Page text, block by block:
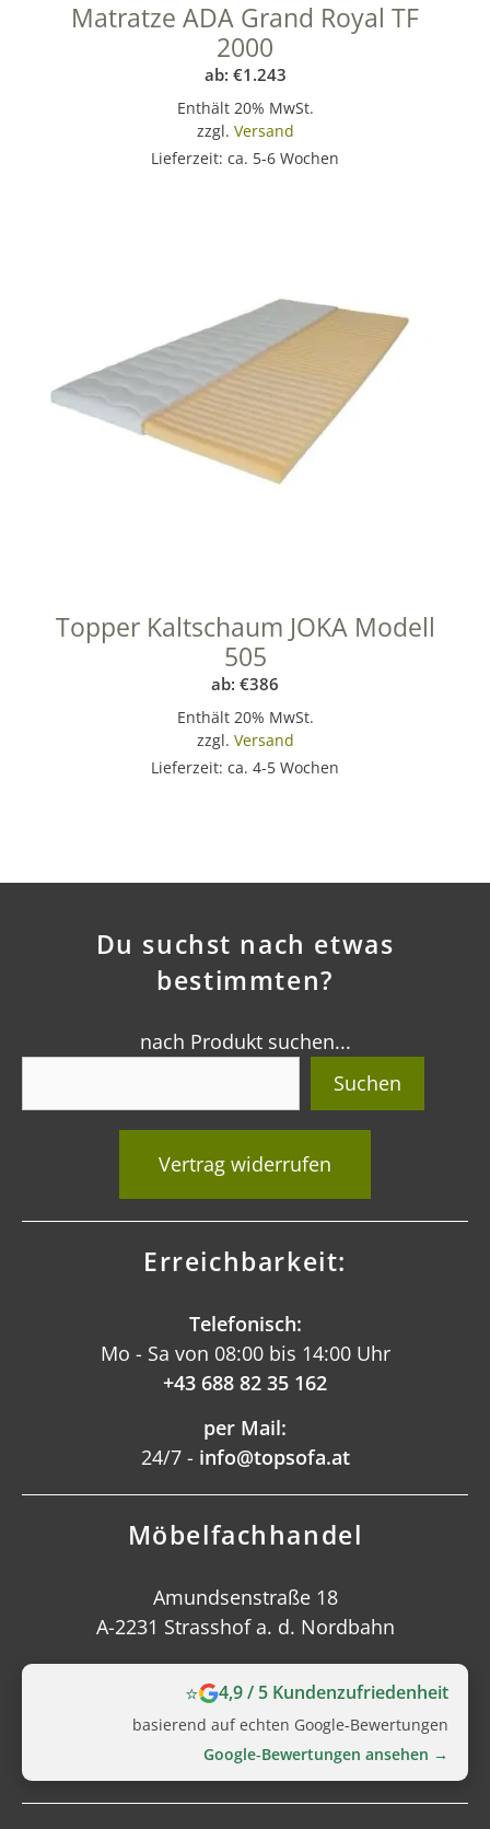
Matratze ADA Grand Royal TF
2000
ab: €1.243
Enthält 20% MwSt.
zzgl. Versand
Lieferzeit: ca. 5-6 Wochen
Topper Kaltschaum JOKA Modell
505
ab: €386
Enthält 20% MwSt.
zzgl. Versand
Lieferzeit: ca. 4-5 Wochen
Du suchst nach etwas
bestimmten?
nach Produkt suchen...
Suchen
Vertrag widerrufen
Erreichbarkeit:
Telefonisch:
Mo - Sa von 08:00 bis 14:00 Uhr
+43 688 82 35 162
per Mail:
24/7 - info@topsofa.at
Möbelfachhandel
Amundsenstraße 18
A-2231 Strasshof a. d. Nordbahn
⭐ 4,9 / 5 Kundenzufriedenheit
basierend auf echten Google‑Bewertungen
Google‑Bewertungen ansehen →